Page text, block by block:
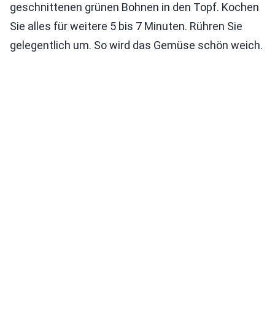
geschnittenen grünen Bohnen in den Topf. Kochen
Sie alles für weitere 5 bis 7 Minuten. Rühren Sie
gelegentlich um. So wird das Gemüse schön weich.